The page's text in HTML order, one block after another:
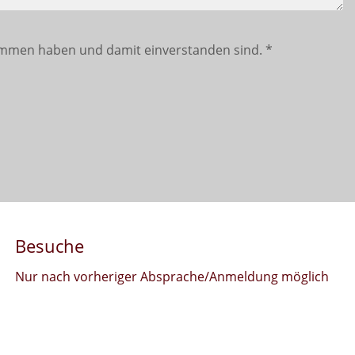
haben und damit einverstanden sind. *
Besuche
Nur nach vorheriger Absprache/Anmeldung möglich